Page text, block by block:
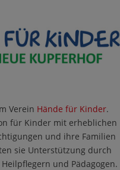
Verein Hände für Kinder.
für Kinder mit erheblichen
und ihre Familien
sie Unterstützung durch
und Pädagogen.